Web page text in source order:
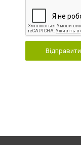
Відправити